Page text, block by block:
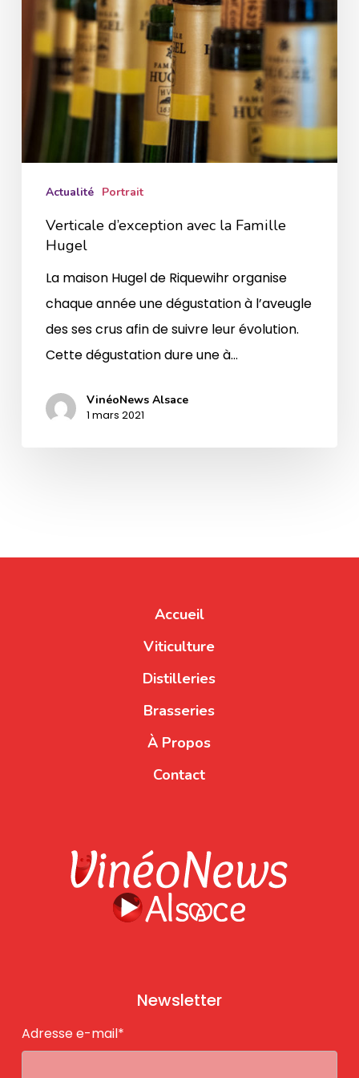
Actualité Portrait
Verticale d’exception avec la Famille
Hugel
La maison Hugel de Riquewihr organise
chaque année une dégustation à l’aveugle
des ses crus afin de suivre leur évolution.
Cette dégustation dure une à…
VinéoNews Alsace
1 mars 2021
Accueil
Viticulture
Distilleries
Brasseries
À Propos
Contact
Newsletter
Adresse e-mail*